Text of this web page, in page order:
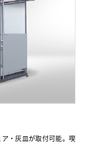
・灰皿が取付可能。喫